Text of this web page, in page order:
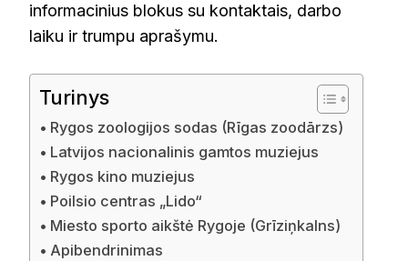
informacinius blokus su kontaktais, darbo
laiku ir trumpu aprašymu.
Turinys
Rygos zoologijos sodas (Rīgas zoodārzs)
Latvijos nacionalinis gamtos muziejus
Rygos kino muziejus
Poilsio centras „Lido“
Miesto sporto aikštė Rygoje (Grīziņkalns)
Apibendrinimas